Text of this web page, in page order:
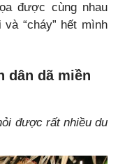
được cùng nhau
“cháy” hết mình
dân dã miền
được rất nhiều du